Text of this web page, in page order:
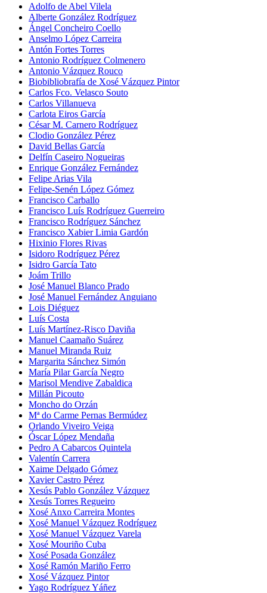
Adolfo de Abel Vilela
Alberte González Rodríguez
Ángel Concheiro Coello
Anselmo López Carreira
Antón Fortes Torres
Antonio Rodríguez Colmenero
Antonio Vázquez Rouco
Biobibliobrafía de Xosé Vázquez Pintor
Carlos Fco. Velasco Souto
Carlos Villanueva
Carlota Eiros García
César M. Carnero Rodríguez
Clodio González Pérez
David Bellas García
Delfín Caseiro Nogueiras
Enrique González Fernández
Felipe Arias Vila
Felipe-Senén López Gómez
Francisco Carballo
Francisco Luís Rodríguez Guerreiro
Francisco Rodríguez Sánchez
Francisco Xabier Limia Gardón
Hixinio Flores Rivas
Isidoro Rodríguez Pérez
Isidro García Tato
Joám Trillo
José Manuel Blanco Prado
José Manuel Fernández Anguiano
Lois Diéguez
Luís Costa
Luís Martínez-Risco Daviña
Manuel Caamaño Suárez
Manuel Miranda Ruiz
Margarita Sánchez Simón
María Pilar García Negro
Marisol Mendive Zabaldica
Millán Picouto
Moncho do Orzán
Mª do Carme Pernas Bermúdez
Orlando Viveiro Veiga
Óscar López Mendaña
Pedro A Cabarcos Quintela
Valentín Carrera
Xaime Delgado Gómez
Xavier Castro Pérez
Xesús Pablo González Vázquez
Xesús Torres Regueiro
Xosé Anxo Carreira Montes
Xosé Manuel Vázquez Rodríguez
Xosé Manuel Vázquez Varela
Xosé Mouriño Cuba
Xosé Posada González
Xosé Ramón Mariño Ferro
Xosé Vázquez Pintor
Yago Rodríguez Yáñez